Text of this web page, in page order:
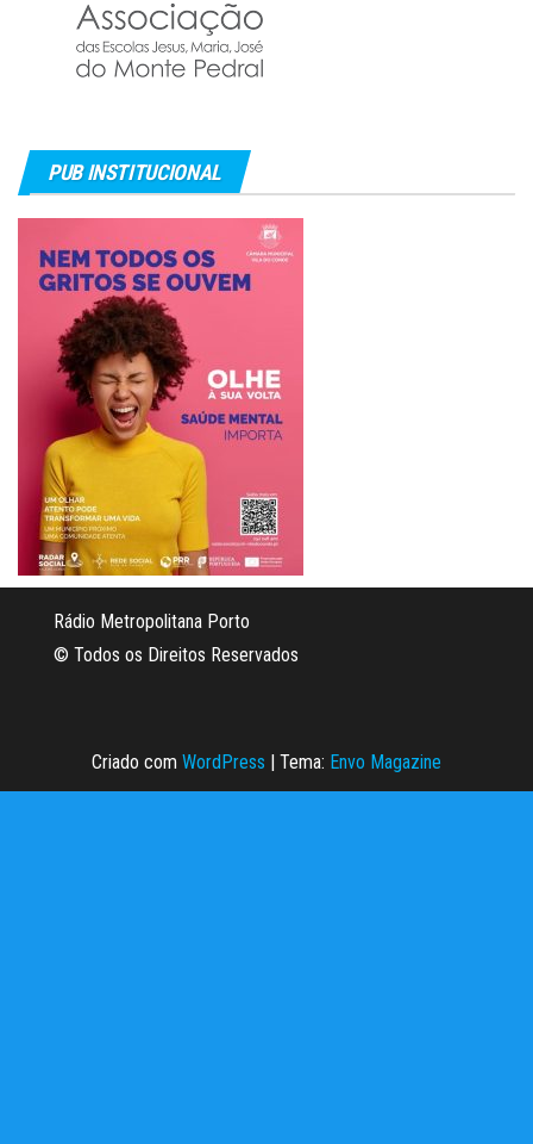
PUB INSTITUCIONAL
Rádio Metropolitana Porto
© Todos os Direitos Reservados
Criado com WordPress Tema: Envo Magazine